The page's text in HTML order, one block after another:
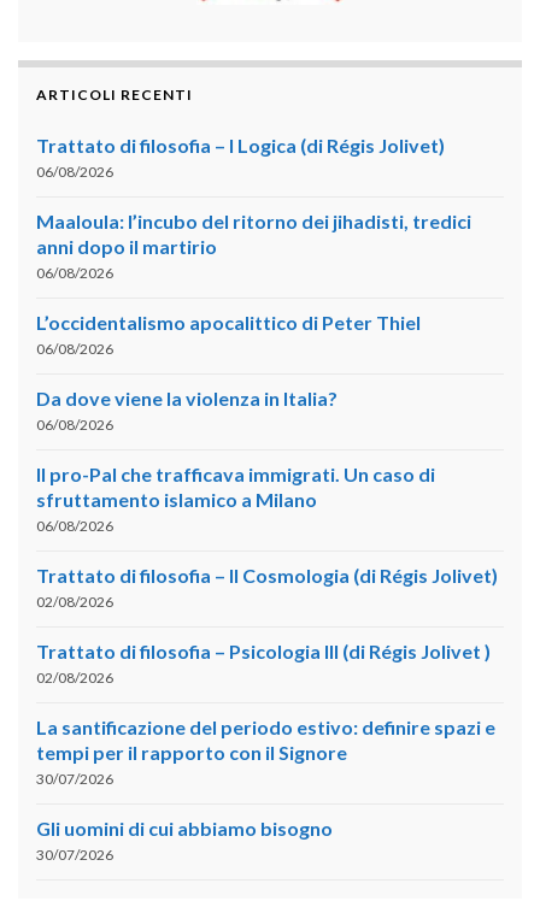
ARTICOLI RECENTI
Trattato di filosofia – I Logica (di Régis Jolivet)
06/08/2026
Maaloula: l’incubo del ritorno dei jihadisti, tredici
anni dopo il martirio
06/08/2026
L’occidentalismo apocalittico di Peter Thiel
06/08/2026
Da dove viene la violenza in Italia?
06/08/2026
Il pro-Pal che trafficava immigrati. Un caso di
sfruttamento islamico a Milano
06/08/2026
Trattato di filosofia – II Cosmologia (di Régis Jolivet)
02/08/2026
Trattato di filosofia – Psicologia III (di Régis Jolivet )
02/08/2026
La santificazione del periodo estivo: definire spazi e
tempi per il rapporto con il Signore
30/07/2026
Gli uomini di cui abbiamo bisogno
30/07/2026